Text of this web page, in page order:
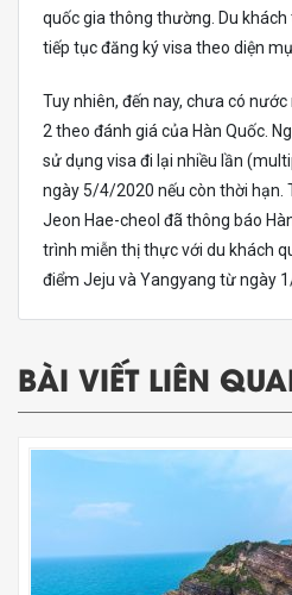
quốc gia thông thường. Du
tiếp tục đăng ký visa theo diện
Tuy nhiên, đến nay, chưa có
2 theo đánh giá của Hàn Quốc.
sử dụng visa đi lại nhiều lần
ngày 5/4/2020 nếu còn thời hạn.
Jeon Hae-cheol đã thông báo
trình miễn thị thực với du khách
điểm Jeju và Yangyang từ ngày
BÀI VIẾT LIÊN